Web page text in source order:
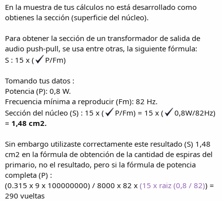
Vuletas Secundario: 290 / 4,43 = 65
Vamos acercándonos... ¡Gracias a todos!
Sigo estudiando...
En la muestra de tus cálculos no está desarrollado como
obtienes la sección (superficie del núcleo).
Para obtener la sección de un transformador de salida de
audio push-pull, se usa entre otras, la siguiente fórmula:
S : 15 x (
P/Fm)
Tomando tus datos :
Potencia (P): 0,8 W.
Frecuencia mínima a reproducir (Fm): 82 Hz.
Sección del núcleo (S) : 15 x (
P/Fm) = 15 x (
0,8W/82Hz)
= 1,48 cm2.
Sin embargo utilizaste correctamente este resultado (S) 1,48
cm2 en la fórmula de obtención de la cantidad de espiras del
primario, no el resultado, pero si la fórmula de potencia
completa (P) :
(0.315 x 9 x 100000000) / 8000 x 82 x (15 x raiz (0,8 / 82)) =
290 vueltas